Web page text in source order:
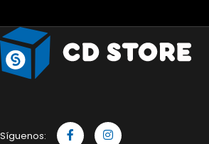
Síguenos: